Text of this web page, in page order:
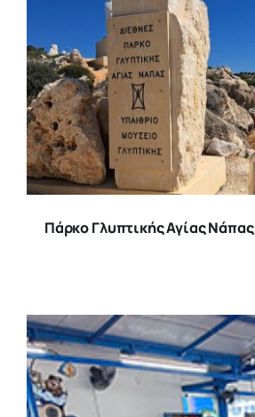
Πάρκο Γλυπτικής Αγίας Νάπας